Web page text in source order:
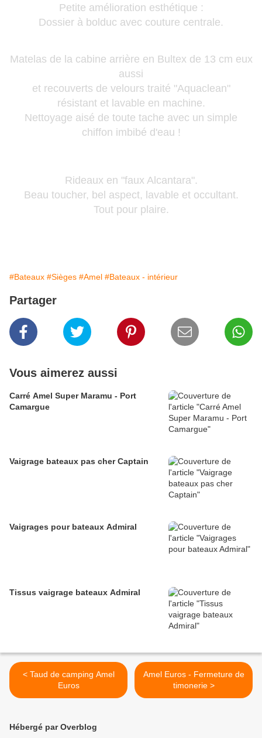
Petite amélioration esthétique :
Dossier à bolduc avec couture centrale.
Matelas de la cabine arrière en Bultex de 13 cm eux
aussi
et recouverts de velours traité "Aquaclean"
résistant et lavable en machine.
Nettoyage aisé de toute tache avec un simple
chiffon imbibé d'eau !
Rideaux en "faux Alcantara".
Beau toucher, bel aspect, lavable et occultant.
Tout pour plaire.
#Bateaux #Sièges #Amel #Bateaux - intérieur
Partager
Vous aimerez aussi
Carré Amel Super Maramu - Port
Camargue
Vaigrage bateaux pas cher Captain
Vaigrages pour bateaux Admiral
Tissus vaigrage bateaux Admiral
< Taud de camping Amel
Euros
Amel Euros - Fermeture de
timonerie >
Hébergé par Overblog